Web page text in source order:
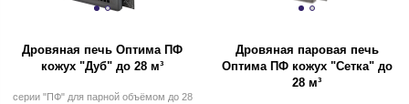
Дровяная печь Оптима ПФ
кожух "Дуб" до 28 м³
серии "ПФ" для парной объёмом до 28
Дровяная паровая печь
Оптима ПФ кожух "Сетка" до
28 м³